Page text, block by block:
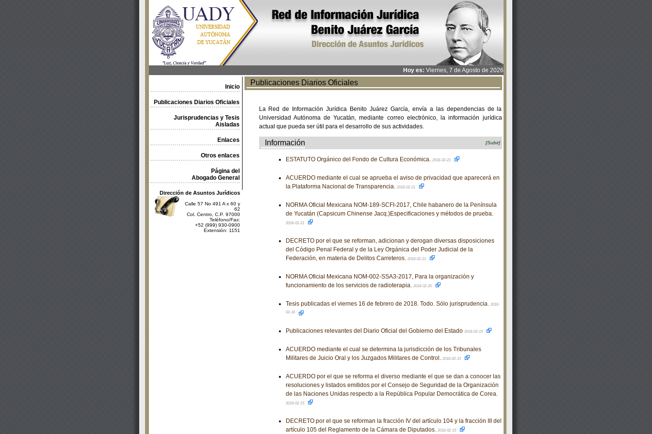
Hoy es: Viernes, 7 de Agosto de 2026
Inicio
Publicaciones Diarios Oficiales
Jurisprudencias y Tesis
Aisladas
Enlaces
Otros enlaces
Página del
Abogado General
Dirección de Asuntos Jurídicos
Calle 57 No 491 A x 60 y
62
Col. Centro, C.P. 97000
Teléfono/Fax:
+52 (999) 930-0900
Extensión: 1151
Publicaciones Diarios Oficiales
La Red de Información Jurídica Benito Juárez García, envía a las dependencias de la
Universidad Autónoma de Yucatán, mediante correo electrónico, la información jurídica
actual que pueda ser útil para el desarrollo de sus actividades.
Información [Subir]
ESTATUTO Orgánico del Fondo de Cultura Económica. 2018-02-21
ACUERDO mediante el cual se aprueba el aviso de privacidad que aparecerá en
la Plataforma Nacional de Transparencia. 2018-02-21
NORMA Oficial Mexicana NOM-189-SCFI-2017, Chile habanero de la Península
de Yucatán (Capsicum Chinense Jacq.)Especificaciones y métodos de prueba.
2018-02-21
DECRETO por el que se reforman, adicionan y derogan diversas disposiciones
del Código Penal Federal y de la Ley Orgánica del Poder Judicial de la
Federación, en materia de Delitos Carreteros. 2018-02-21
NORMA Oficial Mexicana NOM-002-SSA3-2017, Para la organización y
funcionamiento de los servicios de radioterapia. 2018-02-20
Tesis publicadas el viernes 16 de febrero de 2018. Todo. Sólo jurisprudencia. 2018-
02-16
Publicaciones relevantes del Diario Oficial del Gobierno del Estado 2018-02-15
ACUERDO mediante el cual se determina la jurisdicción de los Tribunales
Militares de Juicio Oral y los Juzgados Militares de Control. 2018-02-15
ACUERDO por el que se reforma el diverso mediante el que se dan a conocer las
resoluciones y listados emitidos por el Consejo de Seguridad de la Organización
de las Naciones Unidas respecto a la República Popular Democrática de Corea.
2018-02-15
DECRETO por el que se reforman la fracción IV del artículo 104 y la fracción III del
artículo 105 del Reglamento de la Cámara de Diputados. 2018-02-15